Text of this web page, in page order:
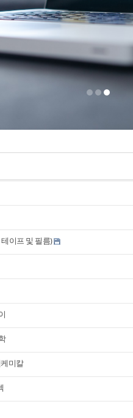
이프 및 필름)
미칼